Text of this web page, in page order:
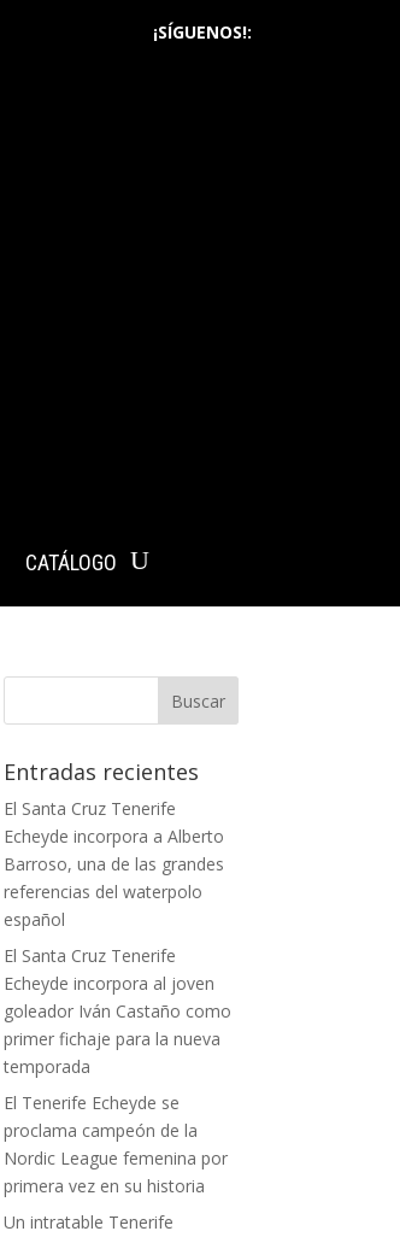
¡SÍGUENOS!:
CATÁLOGO
Entradas recientes
El Santa Cruz Tenerife
Echeyde incorpora a Alberto
Barroso, una de las grandes
referencias del waterpolo
español
El Santa Cruz Tenerife
Echeyde incorpora al joven
goleador Iván Castaño como
primer fichaje para la nueva
temporada
El Tenerife Echeyde se
proclama campeón de la
Nordic League femenina por
primera vez en su historia
Un intratable Tenerife